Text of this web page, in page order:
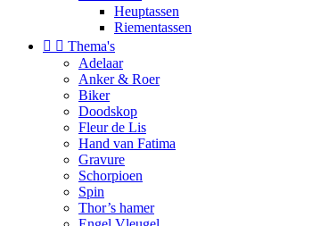
Heuptassen
Riementassen
  Thema's
Adelaar
Anker & Roer
Biker
Doodskop
Fleur de Lis
Hand van Fatima
Gravure
Schorpioen
Spin
Thor’s hamer